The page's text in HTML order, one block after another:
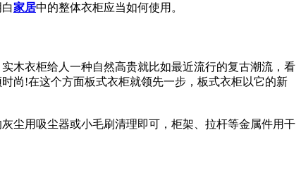
家居中的整体衣柜应当如何使用。
木衣柜给人一种自然高贵就比如最近流行的复古潮流，看
尚!在这个方面板式衣柜就领先一步，板式衣柜以它的新
尘用吸尘器或小毛刷清理即可，柜架、拉杆等金属件用干